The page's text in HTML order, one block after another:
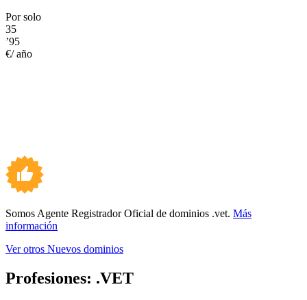
Por solo
35
’95
€/ año
Somos Agente Registrador Oficial de dominios .vet. Más
información
Ver otros Nuevos dominios
Profesiones: .VET